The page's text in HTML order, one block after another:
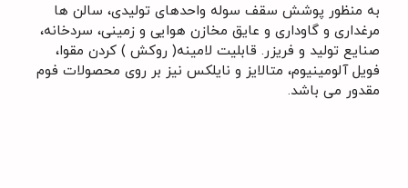
پوشش سقف سوله واحدهای تولیدی، سالن ها
و گاوداری و عایق مخازن هوایی و زمینی، سردخانه،
و فریزر. قابلیت لامینه( روکش ) کردن مقوا،
متالایز و نایلکس نیز بر روی محصولات فوم
می باشد.